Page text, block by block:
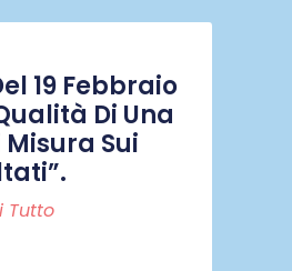
19 Febbraio
Di Una
Sui
Tutto